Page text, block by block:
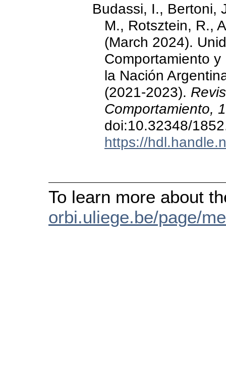
Budassi, I., Bertoni,
M., Rotsztein, R.,
(March 2024).
Comportamiento
la Nación
(2021-2023).
Comportamiento,
doi:10.32348/
https://
To learn more about
orbi.uliege.be/page/